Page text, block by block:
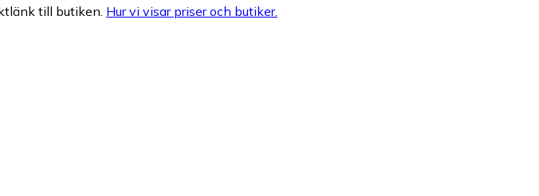
till butiken. Hur vi visar priser och butiker.